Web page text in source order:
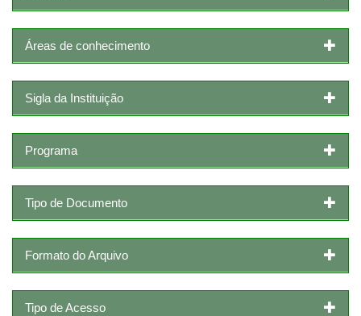
Áreas de conhecimento
Sigla da Instituição
Programa
Tipo de Documento
Formato do Arquivo
Tipo de Acesso